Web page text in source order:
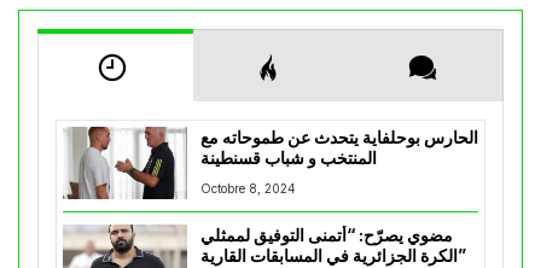
الحارس بوحلفاية يتحدث عن طموحاته مع
المنتخب و شباب قسنطينة
Octobre 8, 2024
مضوي يصرّح: “أتمنى التوفيق لممثلي
الكرة الجزائرية في المسابقات القارية”